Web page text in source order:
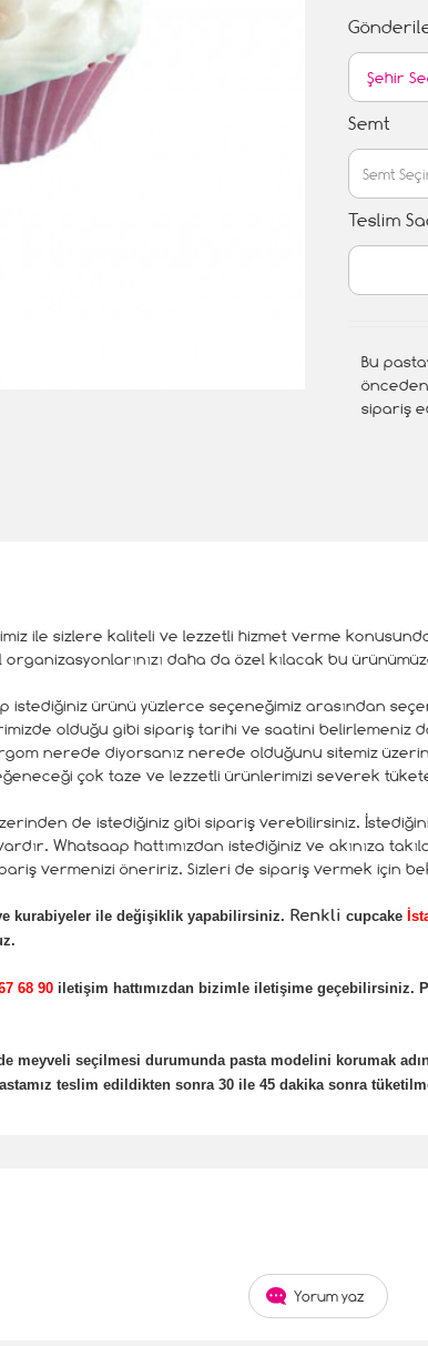
Semt
Teslim
Bu
önceden
sipariş
ile sizlere kaliteli ve lezzetli hizmet verme
daha da özel kılacak bu
istediğiniz ürünü yüzlerce seçeneğimiz arasından
olduğu gibi sipariş tarihi ve saatini belirlemeniz
nerede diyorsanız nerede olduğunu sitemiz
çok taze ve lezzetli ürünlerimizi severek
de istediğiniz gibi sipariş verebilirsiniz.
Whatsaap hattımızdan istediğiniz ve akınıza
vermenizi öneririz. Sizleri de sipariş vermek için
kurabiyeler ile değişiklik yapabilirsiniz. Renkli cupcake
68 90 iletişim hattımızdan bizimle iletişime geçebilirsiniz.
meyveli seçilmesi durumunda pasta modelini korumak
teslim edildikten sonra 30 ile 45 dakika sonra
Yorum yaz